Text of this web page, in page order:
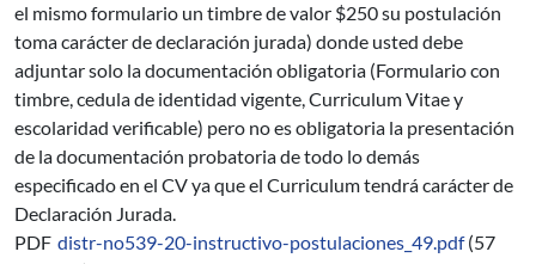
el mismo formulario un timbre de valor $250 su postulación
toma carácter de declaración jurada) donde usted debe
adjuntar solo la documentación obligatoria (Formulario con
timbre, cedula de identidad vigente, Curriculum Vitae y
escolaridad verificable) pero no es obligatoria la presentación
de la documentación probatoria de todo lo demás
especificado en el CV ya que el Curriculum tendrá carácter de
Declaración Jurada.
PDF distr-no539-20-instructivo-postulaciones_49.pdf (57